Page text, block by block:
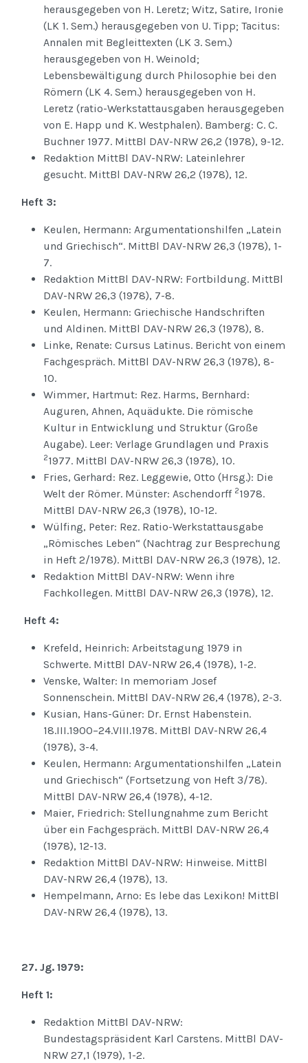
herausgegeben von H. Leretz; Witz, Satire, Ironie
(LK 1. Sem.) herausgegeben von U. Tipp; Tacitus:
Annalen mit Begleittexten (LK 3. Sem.)
herausgegeben von H. Weinold;
Lebensbewältigung durch Philosophie bei den
Römern (LK 4. Sem.) herausgegeben von H.
Leretz (ratio-Werkstattausgaben herausgegeben
von E. Happ und K. Westphalen). Bamberg: C. C.
Buchner 1977. MittBl DAV-NRW 26,2 (1978), 9-12.
Redaktion MittBl DAV-NRW: Lateinlehrer
gesucht. MittBl DAV-NRW 26,2 (1978), 12.
Heft 3:
Keulen, Hermann: Argumentationshilfen „Latein
und Griechisch“. MittBl DAV-NRW 26,3 (1978), 1-
7.
Redaktion MittBl DAV-NRW: Fortbildung. MittBl
DAV-NRW 26,3 (1978), 7-8.
Keulen, Hermann: Griechische Handschriften
und Aldinen. MittBl DAV-NRW 26,3 (1978), 8.
Linke, Renate: Cursus Latinus. Bericht von einem
Fachgespräch. MittBl DAV-NRW 26,3 (1978), 8-
10.
Wimmer, Hartmut: Rez. Harms, Bernhard:
Auguren, Ahnen, Aquädukte. Die römische
Kultur in Entwicklung und Struktur (Große
Augabe). Leer: Verlage Grundlagen und Praxis
21977. MittBl DAV-NRW 26,3 (1978), 10.
Fries, Gerhard: Rez. Leggewie, Otto (Hrsg.): Die
Welt der Römer. Münster: Aschendorff 21978.
MittBl DAV-NRW 26,3 (1978), 10-12.
Wülfing, Peter: Rez. Ratio-Werkstattausgabe
„Römisches Leben“ (Nachtrag zur Besprechung
in Heft 2/1978). MittBl DAV-NRW 26,3 (1978), 12.
Redaktion MittBl DAV-NRW: Wenn ihre
Fachkollegen. MittBl DAV-NRW 26,3 (1978), 12.
Heft 4:
Krefeld, Heinrich: Arbeitstagung 1979 in
Schwerte. MittBl DAV-NRW 26,4 (1978), 1-2.
Venske, Walter: In memoriam Josef
Sonnenschein. MittBl DAV-NRW 26,4 (1978), 2-3.
Kusian, Hans-Güner: Dr. Ernst Habenstein.
18.III.1900–24.VIII.1978. MittBl DAV-NRW 26,4
(1978), 3-4.
Keulen, Hermann: Argumentationshilfen „Latein
und Griechisch“ (Fortsetzung von Heft 3/78).
MittBl DAV-NRW 26,4 (1978), 4-12.
Maier, Friedrich: Stellungnahme zum Bericht
über ein Fachgespräch. MittBl DAV-NRW 26,4
(1978), 12-13.
Redaktion MittBl DAV-NRW: Hinweise. MittBl
DAV-NRW 26,4 (1978), 13.
Hempelmann, Arno: Es lebe das Lexikon! MittBl
DAV-NRW 26,4 (1978), 13.
27. Jg. 1979:
Heft 1:
Redaktion MittBl DAV-NRW:
Bundestagspräsident Karl Carstens. MittBl DAV-
NRW 27,1 (1979), 1-2.